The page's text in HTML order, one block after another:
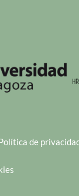
de